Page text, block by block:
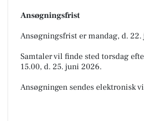
Ansøgningsfrist
Ansøgningsfrist er mandag, d.
Samtaler vil finde sted torsdag
15.00, d. 25. juni 2026.
Ansøgningen sendes elektronisk